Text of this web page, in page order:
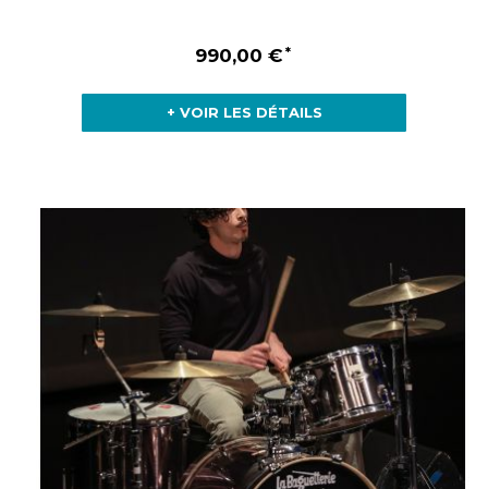
990,00 €
+ VOIR LES DÉTAILS